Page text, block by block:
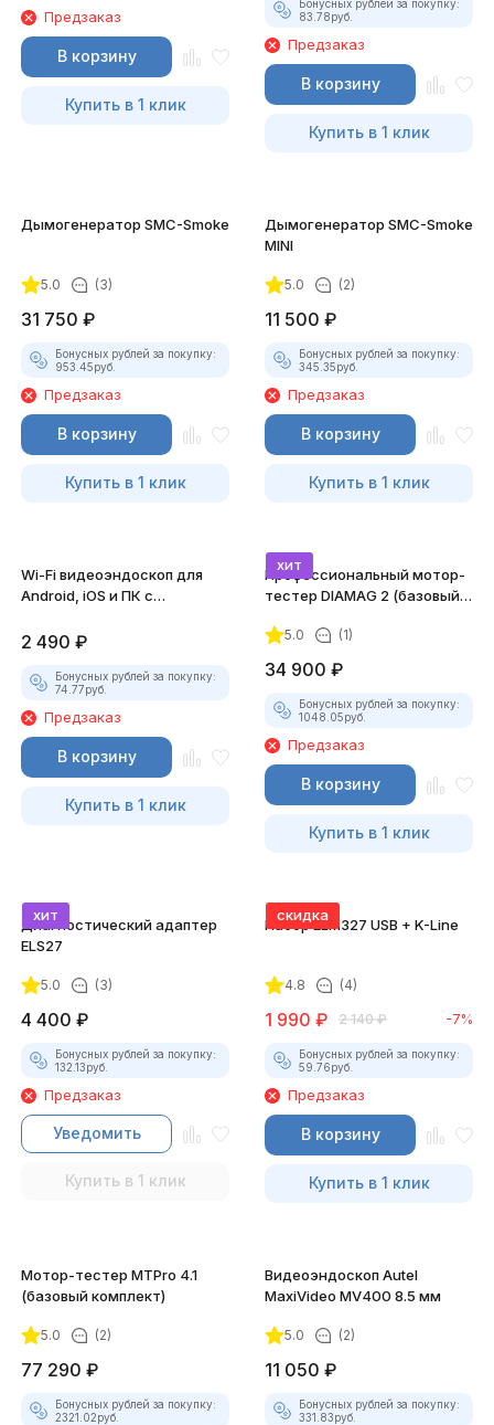
Предзаказ
В корзину
Купить в 1 клик
Бонусных рублей за покупку:
83.78руб.
Предзаказ
В корзину
Купить в 1 клик
Дымогенератор SMC-Smoke
5.0 (3)
31 750 ₽
Бонусных рублей за покупку:
953.45руб.
Предзаказ
В корзину
Купить в 1 клик
Дымогенератор SMC-Smoke
MINI
5.0 (2)
11 500 ₽
Бонусных рублей за покупку:
345.35руб.
Предзаказ
В корзину
Купить в 1 клик
Wi-Fi видеоэндоскоп для
Android, iOS и ПК с
2 490 ₽
Бонусных рублей за покупку:
74.77руб.
Предзаказ
В корзину
Купить в 1 клик
хит
Профессиональный мотор-
тестер DIAMAG 2 (базовый
5.0 (1)
34 900 ₽
Бонусных рублей за покупку:
1048.05руб.
Предзаказ
В корзину
Купить в 1 клик
хит
Диагностический адаптер
ELS27
5.0 (3)
4 400 ₽
Бонусных рублей за покупку:
132.13руб.
Предзаказ
Уведомить
Купить в 1 клик
скидка
Набор ELM327 USB + K-Line
4.8 (4)
1 990 ₽ 2 140 ₽ -7%
Бонусных рублей за покупку:
59.76руб.
Предзаказ
В корзину
Купить в 1 клик
Мотор-тестер MTPro 4.1
(базовый комплект)
5.0 (2)
77 290 ₽
Бонусных рублей за покупку:
2321.02руб.
Видеоэндоскоп Autel
MaxiVideo MV400 8.5 мм
5.0 (2)
11 050 ₽
Бонусных рублей за покупку:
331.83руб.